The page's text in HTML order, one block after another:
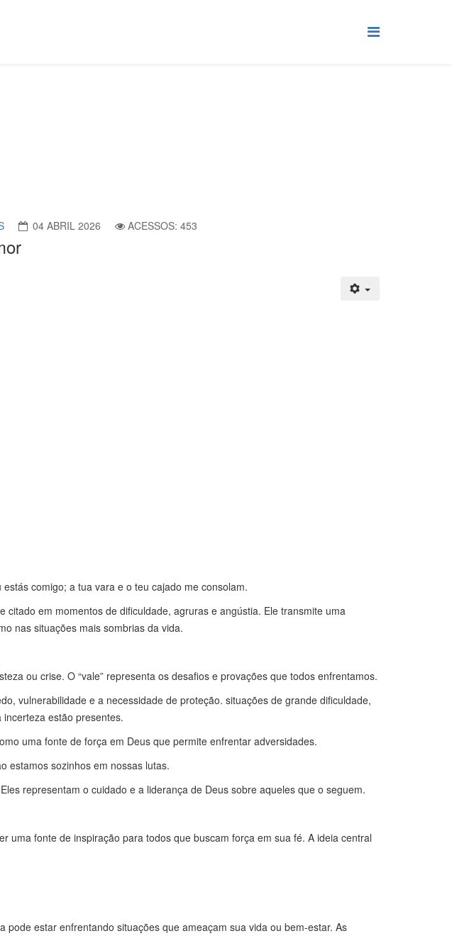
04 ABRIL 2026 ACESSOS: 453
comigo; a tua vara e o teu cajado me consolam.
em momentos de dificuldade, agruras e angústia. Ele transmite uma
nas situações mais sombrias da vida.
ou crise. O “vale” representa os desafios e provações que todos enfrentamos.
vulnerabilidade e a necessidade de proteção. situações de grande dificuldade,
estão presentes.
uma fonte de força em Deus que permite enfrentar adversidades.
estamos sozinhos em nossas lutas.
representam o cuidado e a liderança de Deus sobre aqueles que o seguem.
uma fonte de inspiração para todos que buscam força em sua fé. A ideia central
estar enfrentando situações que ameaçam sua vida ou bem-estar. As